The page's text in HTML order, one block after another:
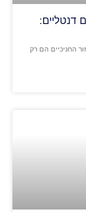
דנטליים:
החניכיים הם רק